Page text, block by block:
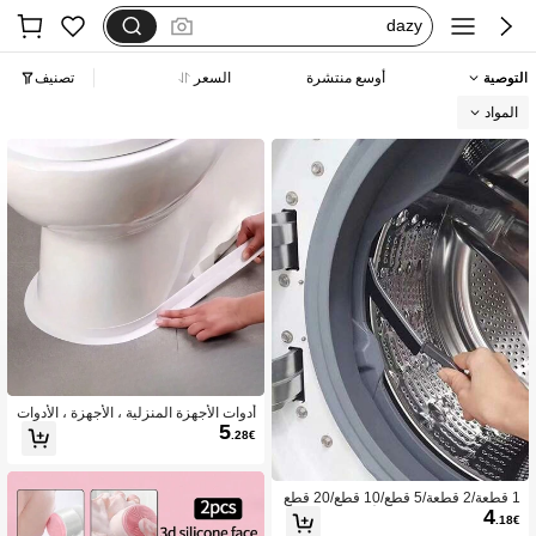
فستان اكمام طويله
بيجامات شتوية مقاس كبير
التوصية أوسع منتشرة السعر تصنيف
المواد
1 قطعة/2 قطعة/5 قطع/10 قطع/20 قطع
ة فرشاة طويلة متعددة الأغراض، مناسبة
لتنظيف حلة الغسالة، تنظيف المغاسل، ي
4.18€
أدوات الأجهزة المنزلية ، الأجهزة ، الأدوات
، لوازم عيد الميلاد ، الطبخ في عيد الميلاد
5.28€